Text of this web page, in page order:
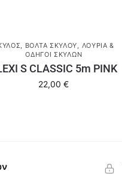
, ΒΌΛΤΑ ΣΚΎΛΟΥ, ΛΟΥΡΙΆ &
ΟΔΗΓΟΊ ΣΚΎΛΩΝ
S CLASSIC 5m PINK
22,00€